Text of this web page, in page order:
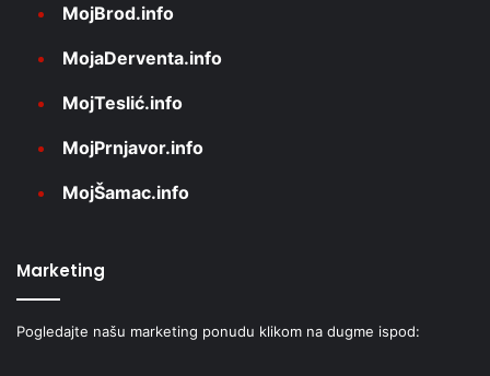
MojBrod.info
MojaDerventa.info
MojTeslić.info
MojPrnjavor.info
MojŠamac.info
Marketing
Pogledajte našu marketing ponudu klikom na dugme ispod: